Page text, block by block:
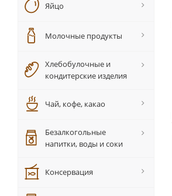
Яйцо
Молочные продукты
Хлебобулочные и
кондитерские изделия
Чай, кофе, какао
Безалкогольные
напитки, воды и соки
Консервация